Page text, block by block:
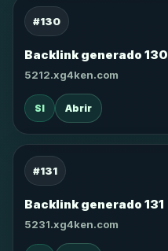
#130
Backlink generado 130
5212.xg4ken.com
SI Abrir
#131
Backlink generado 131
5231.xg4ken.com